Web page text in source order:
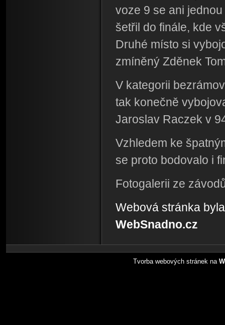
voze 9 se ani
šetřil do finále, kde
Druhé místo si
zmíněný Zděnek
V kategorii
tak konečně
Jaroslav Raczek v
Vzhledem ke
se proto bodovalo i
Fotogalerii ze
Webová stránka
WebSnadno.cz
Tvorba webových stránek na